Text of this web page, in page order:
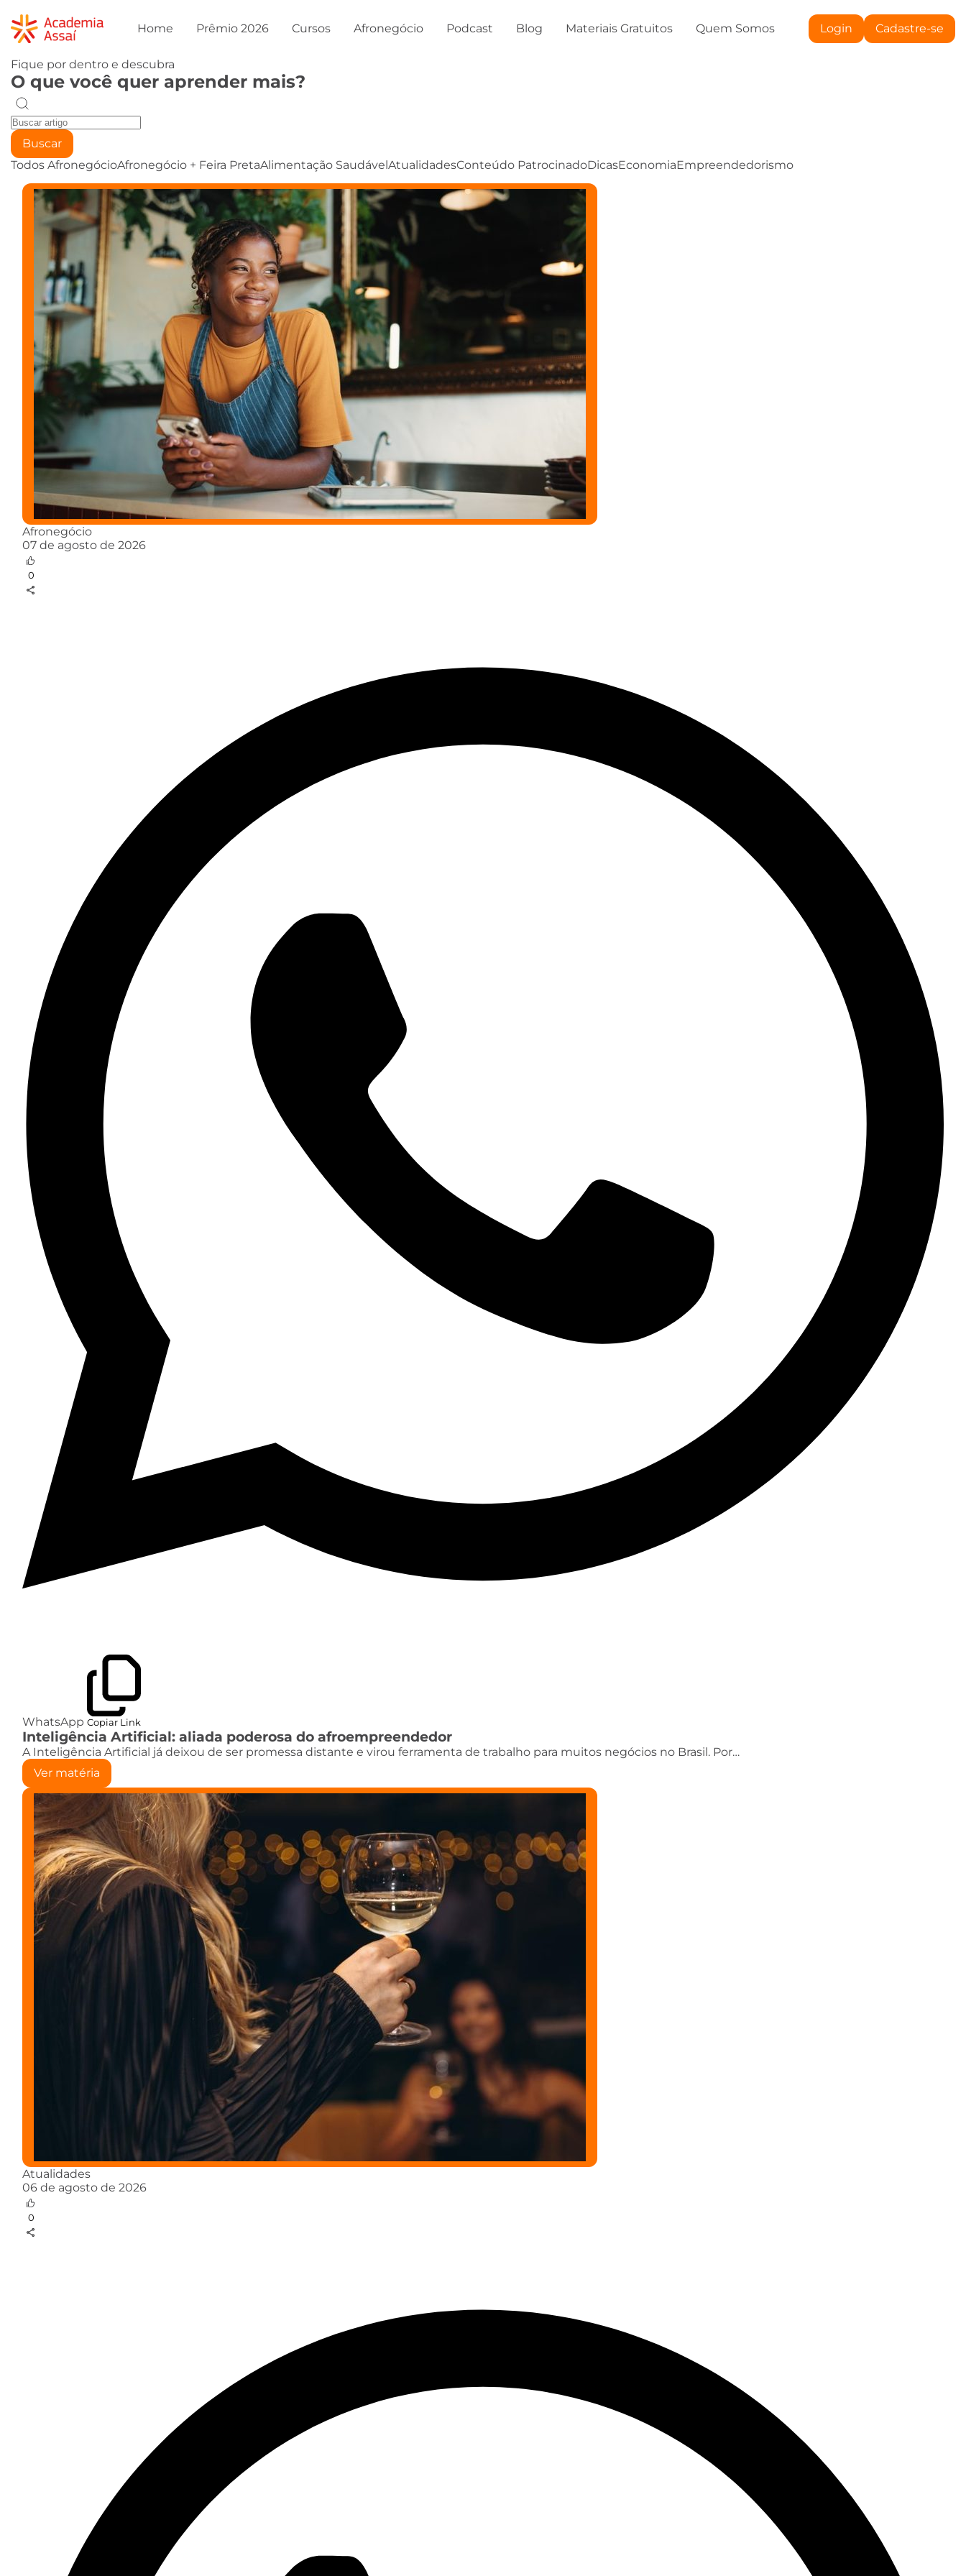
Home Prêmio 2026 Cursos Afronegócio Podcast Blog Materiais Gratuitos Quem Somos Login Cadastre-se
Fique por dentro e descubra
O que você quer aprender mais?
Buscar
Todos AfronegócioAfronegócio + Feira PretaAlimentação SaudávelAtualidadesConteúdo PatrocinadoDicasEconomiaEmpreendedorismo
Afronegócio
07 de agosto de 2026
0
WhatsApp Copiar Link
Inteligência Artificial: aliada poderosa do afroempreendedor
A Inteligência Artificial já deixou de ser promessa distante e virou ferramenta de trabalho para muitos negócios no Brasil. Por…
Ver matéria
Atualidades
06 de agosto de 2026
0